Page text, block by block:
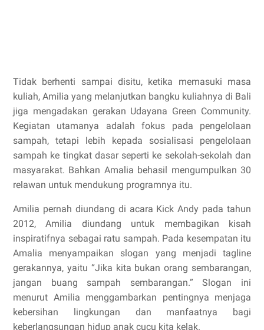
Tidak berhenti sampai disitu, ketika memasuki masa
kuliah, Amilia yang melanjutkan bangku kuliahnya di Bali
jiga mengadakan gerakan Udayana Green Community.
Kegiatan utamanya adalah fokus pada pengelolaan
sampah, tetapi lebih kepada sosialisasi pengelolaan
sampah ke tingkat dasar seperti ke sekolah-sekolah dan
masyarakat. Bahkan Amalia behasil mengumpulkan 30
relawan untuk mendukung programnya itu.
Amilia pernah diundang di acara Kick Andy pada tahun
2012, Amilia diundang untuk membagikan kisah
inspiratifnya sebagai ratu sampah. Pada kesempatan itu
Amalia menyampaikan slogan yang menjadi tagline
gerakannya, yaitu “Jika kita bukan orang sembarangan,
jangan buang sampah sembarangan.” Slogan ini
menurut Amilia menggambarkan pentingnya menjaga
kebersihan lingkungan dan manfaatnya bagi
keberlangsungan hidup anak cucu kita kelak.